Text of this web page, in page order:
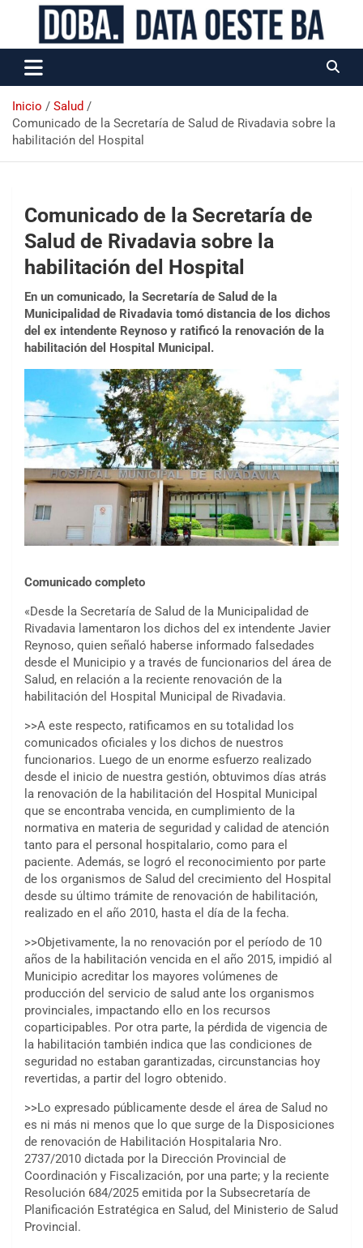
Data Oeste BA
Inicio
Salud
Comunicado de la Secretaría de Salud de Rivadavia sobre la
habilitación del Hospital
Comunicado de la Secretaría de
Salud de Rivadavia sobre la
habilitación del Hospital
En un comunicado, la Secretaría de Salud de la
Municipalidad de Rivadavia tomó distancia de los dichos
del ex intendente Reynoso y ratificó la renovación de la
habilitación del Hospital Municipal.
Comunicado completo
«Desde la Secretaría de Salud de la Municipalidad de
Rivadavia lamentaron los dichos del ex intendente Javier
Reynoso, quien señaló haberse informado falsedades
desde el Municipio y a través de funcionarios del área de
Salud, en relación a la reciente renovación de la
habilitación del Hospital Municipal de Rivadavia.
>>A este respecto, ratificamos en su totalidad los
comunicados oficiales y los dichos de nuestros
funcionarios. Luego de un enorme esfuerzo realizado
desde el inicio de nuestra gestión, obtuvimos días atrás
la renovación de la habilitación del Hospital Municipal
que se encontraba vencida, en cumplimiento de la
normativa en materia de seguridad y calidad de atención
tanto para el personal hospitalario, como para el
paciente. Además, se logró el reconocimiento por parte
de los organismos de Salud del crecimiento del Hospital
desde su último trámite de renovación de habilitación,
realizado en el año 2010, hasta el día de la fecha.
>>Objetivamente, la no renovación por el período de 10
años de la habilitación vencida en el año 2015, impidió al
Municipio acreditar los mayores volúmenes de
producción del servicio de salud ante los organismos
provinciales, impactando ello en los recursos
coparticipables. Por otra parte, la pérdida de vigencia de
la habilitación también indica que las condiciones de
seguridad no estaban garantizadas, circunstancias hoy
revertidas, a partir del logro obtenido.
>>Lo expresado públicamente desde el área de Salud no
es ni más ni menos que lo que surge de la Disposiciones
de renovación de Habilitación Hospitalaria Nro.
2737/2010 dictada por la Dirección Provincial de
Coordinación y Fiscalización, por una parte; y la reciente
Resolución 684/2025 emitida por la Subsecretaría de
Planificación Estratégica en Salud, del Ministerio de Salud
Provincial.